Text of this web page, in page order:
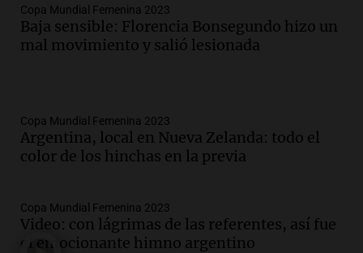
Copa Mundial Femenina 2023
Baja sensible: Florencia Bonsegundo hizo un
mal movimiento y salió lesionada
Copa Mundial Femenina 2023
Argentina, local en Nueva Zelanda: todo el
color de los hinchas en la previa
Copa Mundial Femenina 2023
Video: con lágrimas de las referentes, así fue
el emocionante himno argentino